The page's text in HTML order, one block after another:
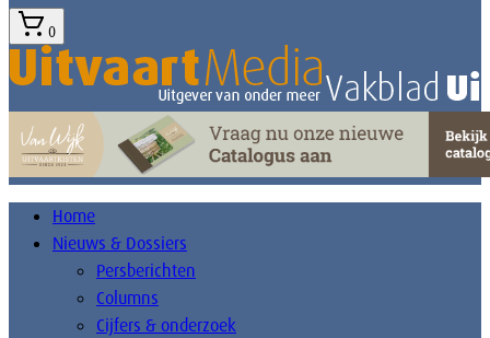
0
Home
Nieuws & Dossiers
Persberichten
Columns
Cijfers & onderzoek